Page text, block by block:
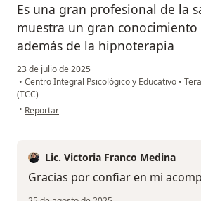
Es una gran profesional de la
muestra un gran
además de la hipnoterapia
23 de julio de 2025
• Centro Integral Psicológico y Educativo •
(TCC)
• en opinión del usuario HERBE MONROY
Reportar
Lic. Victoria Franco Medina
Gracias por confiar en mi